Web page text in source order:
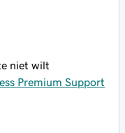
niet wilt
Premium Support